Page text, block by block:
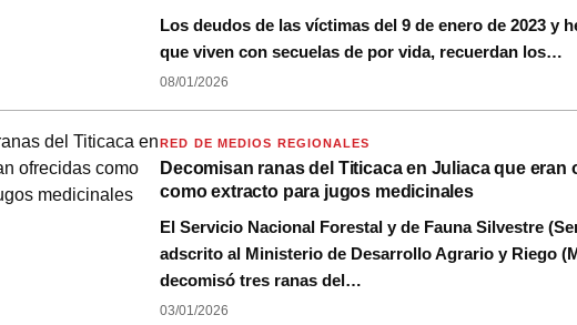
Los deudos de las víctimas del 9 de enero de 2023 y
que viven con secuelas de por vida, recuerdan los…
08/01/2026
RED DE MEDIOS REGIONALES
Decomisan ranas del Titicaca en Juliaca que eran
como extracto para jugos medicinales
El Servicio Nacional Forestal y de Fauna Silvestre
adscrito al Ministerio de Desarrollo Agrario y Riego
decomisó tres ranas del…
03/01/2026